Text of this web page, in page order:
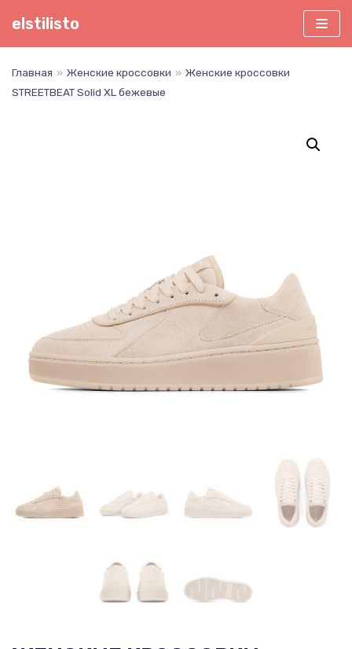
Перейти
elstilisto
Главная » Женские кроссовки » Женские кроссовки
STREETBEAT Solid XL бежевые